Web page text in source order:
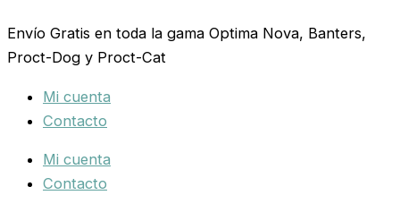
al
contenido
Envío Gratis en toda la gama Optima Nova, Banters,
Proct-Dog y Proct-Cat
Mi cuenta
Contacto
Mi cuenta
Contacto
...
DE
CRIA
TROPIFRUTA
cantidad